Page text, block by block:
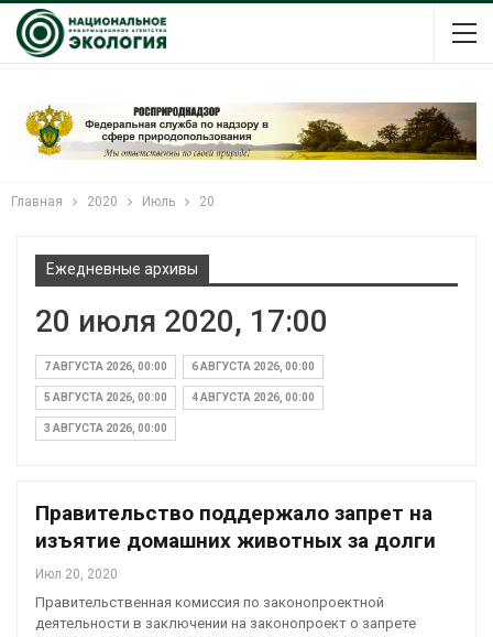
Главная 2020 Июль 20
Ежедневные архивы
20 июля 2020, 17:00
7 АВГУСТА 2026, 00:00 6 АВГУСТА 2026, 00:00
5 АВГУСТА 2026, 00:00 4 АВГУСТА 2026, 00:00
3 АВГУСТА 2026, 00:00
Правительство поддержало запрет на
изъятие домашних животных за долги
Июл 20, 2020
Правительственная комиссия по законопроектной
деятельности в заключении на законопроект о запрете